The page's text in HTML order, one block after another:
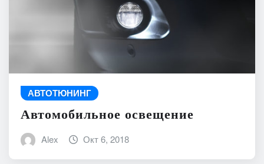
АВТОТЮНИНГ
Автомобильное освещение
Alex Окт 6, 2018